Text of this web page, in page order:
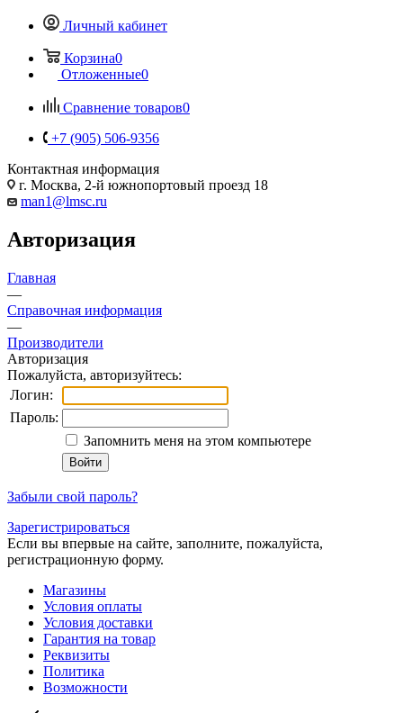
Личный кабинет
Корзина0
Отложенные0
Сравнение товаров0
+7 (905) 506-9356
Контактная информация
г. Москва, 2-й южнопортовый проезд 18
man1@lmsc.ru
Авторизация
Главная
—
Справочная информация
—
Производители
Авторизация
Пожалуйста, авторизуйтесь:
Логин:
Пароль:
Запомнить меня на этом компьютере
Забыли свой пароль?
Зарегистрироваться
Если вы впервые на сайте, заполните, пожалуйста,
регистрационную форму.
Магазины
Условия оплаты
Условия доставки
Гарантия на товар
Реквизиты
Политика
Возможности